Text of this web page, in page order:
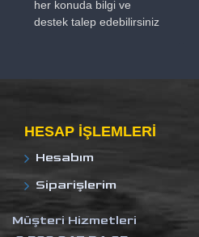
her konuda bilgi ve
destek talep edebilirsiniz
HESAP IŞLEMLERI
Hesabım
Siparişlerim
Müşteri Hizmetleri